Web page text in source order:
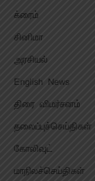
க்ரைம்
சினிமா
அரசியல்
English News
திரை விமர்சனம்
தலைப்புச்செய்திகள்
கோலிவுட்
மாநிலச்செய்திகள்